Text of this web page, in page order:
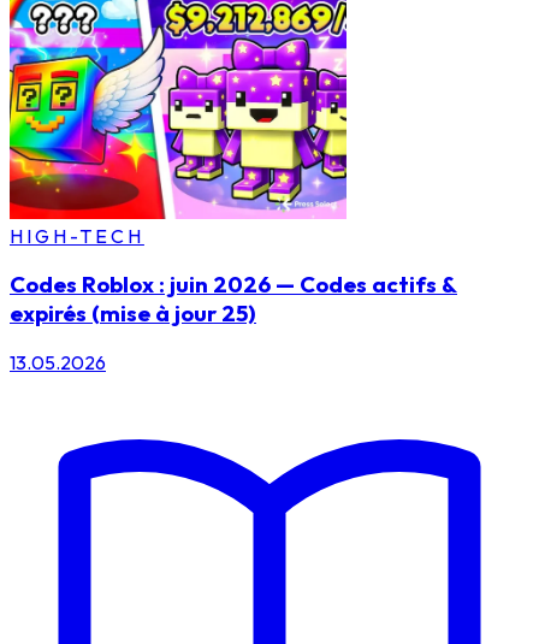
HIGH-TECH
Codes Roblox : juin 2026 — Codes actifs &
expirés (mise à jour 25)
13.05.2026